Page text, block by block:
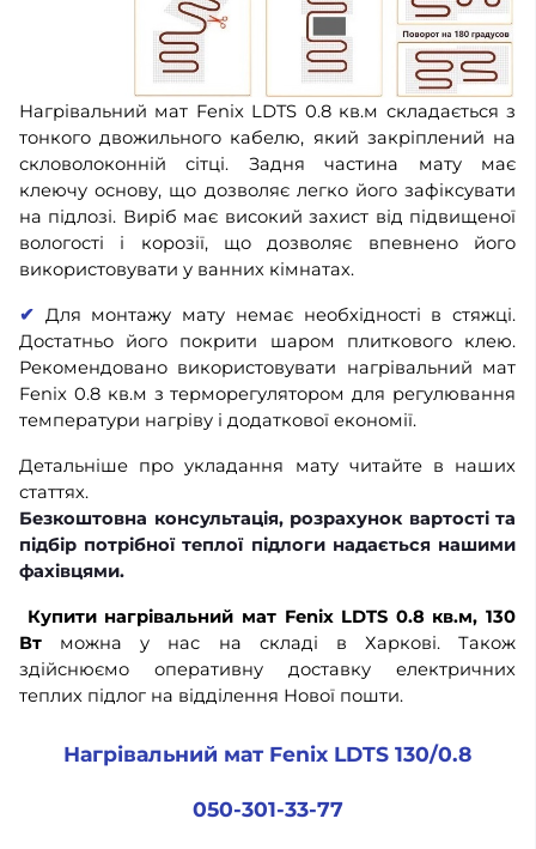
Нагрівальний мат Fenix LDTS 0.8 кв.м складається з
тонкого двожильного кабелю, який закріплений на
скловолоконній сітці. Задня частина мату має
клеючу основу, що дозволяє легко його зафіксувати
на підлозі. Виріб має високий захист від підвищеної
вологості і корозії, що дозволяє впевнено його
використовувати у ванних кімнатах.
✔ Для монтажу мату немає необхідності в стяжці.
Достатньо його покрити шаром плиткового клею.
Рекомендовано використовувати нагрівальний мат
Fenix 0.8 кв.м з терморегулятором для регулювання
температури нагріву і додаткової економії.
Детальніше про укладання мату читайте в наших
статтях.
Безкоштовна консультація, розрахунок вартості та
підбір потрібної теплої підлоги надається нашими
фахівцями.
Купити нагрівальний мат Fenix LDTS 0.8 кв.м, 130
Вт можна у нас на складі в Харкові. Також
здійснюємо оперативну доставку електричних
теплих підлог на відділення Нової пошти.
Нагрівальний мат Fenix LDTS 130/0.8
050-301-33-77